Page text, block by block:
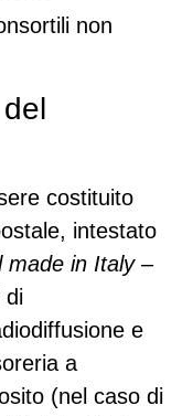
non
costituito
intestato
made in Italy–
di
e
a
(nel caso di